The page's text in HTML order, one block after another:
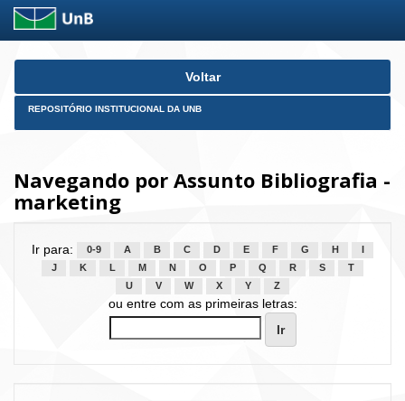
Skip
Voltar
REPOSITÓRIO INSTITUCIONAL DA UNB
Navegando por Assunto Bibliografia -
marketing
Ir para: 0-9 A B C D E F G H
J
K L M N O P Q R S
T
U
V W X Y Z
ou entre com as primeiras letras: